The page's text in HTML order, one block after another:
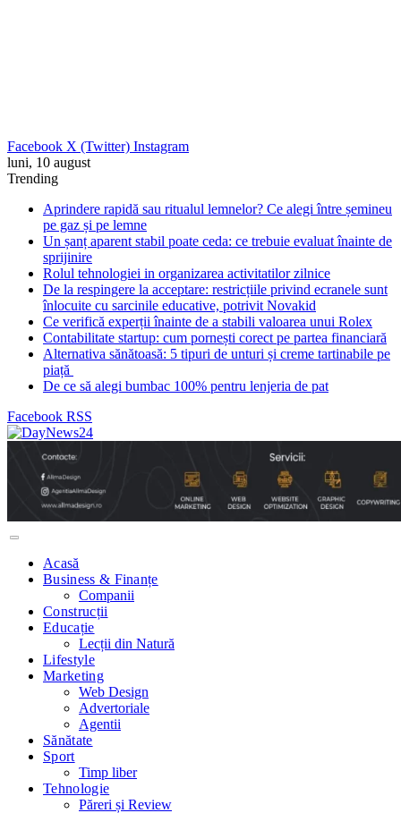
Facebook X (Twitter) Instagram
luni, 10 august
Trending
Aprindere rapidă sau ritualul lemnelor? Ce alegi între șemineu
pe gaz și pe lemne
Un șanț aparent stabil poate ceda: ce trebuie evaluat înainte de
sprijinire
Rolul tehnologiei in organizarea activitatilor zilnice
De la respingere la acceptare: restricțiile privind ecranele sunt
înlocuite cu sarcinile educative, potrivit Novakid
Ce verifică experții înainte de a stabili valoarea unui Rolex
Contabilitate startup: cum pornești corect pe partea financiară
Alternativa sănătoasă: 5 tipuri de unturi și creme tartinabile pe
piață
De ce să alegi bumbac 100% pentru lenjeria de pat
Facebook RSS
Acasă
Business & Finanțe
Companii
Construcții
Educație
Lecții din Natură
Lifestyle
Marketing
Web Design
Advertoriale
Agentii
Sănătate
Sport
Timp liber
Tehnologie
Păreri și Review